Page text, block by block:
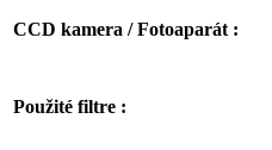
CCD kamera / Fotoaparát :
Použité filtre :